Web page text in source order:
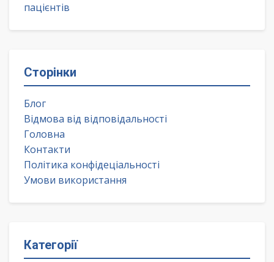
пацієнтів
Сторінки
Блог
Відмова від відповідальності
Головна
Контакти
Політика конфідеціальності
Умови використання
Категорії